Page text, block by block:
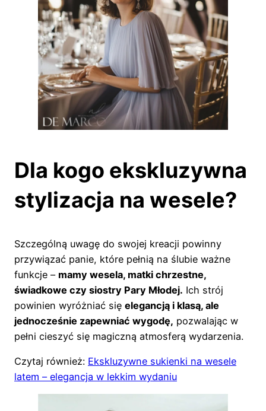
Dla kogo ekskluzywna
stylizacja na wesele?
Szczególną uwagę do swojej kreacji powinny
przywiązać panie, które pełnią na ślubie ważne
funkcje – mamy wesela, matki chrzestne,
świadkowe czy siostry Pary Młodej. Ich strój
powinien wyróżniać się elegancją i klasą, ale
jednocześnie zapewniać wygodę, pozwalając w
pełni cieszyć się magiczną atmosferą wydarzenia.
Czytaj również: Ekskluzywne sukienki na wesele
latem – elegancja w lekkim wydaniu